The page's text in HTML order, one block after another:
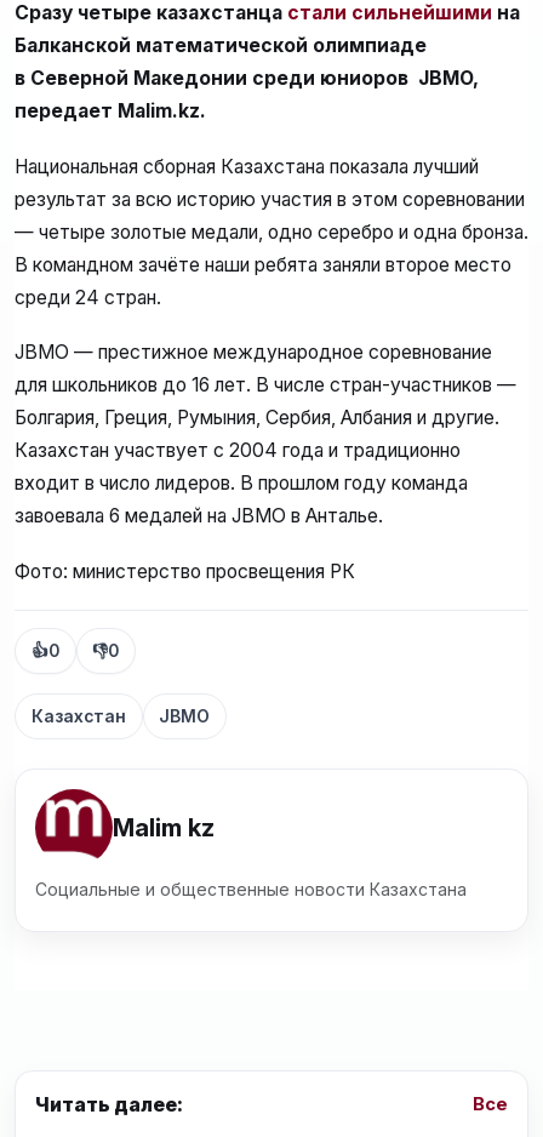
Сразу четыре казахстанца стали сильнейшими на
Балканской математической олимпиаде
в Северной Македонии среди юниоров JBMO,
передает Malim.kz.
Национальная сборная Казахстана показала лучший
результат за всю историю участия в этом соревновании
— четыре золотые медали, одно серебро и одна бронза.
В командном зачёте наши ребята заняли второе место
среди 24 стран.
JBMO — престижное международное соревнование
для школьников до 16 лет. В числе стран-участников —
Болгария, Греция, Румыния, Сербия, Албания и другие.
Казахстан участвует с 2004 года и традиционно
входит в число лидеров. В прошлом году команда
завоевала 6 медалей на JBMO в Анталье.
Фото: министерство просвещения РК
👍0 👎0
Казахстан JBMO
Malim kz
Социальные и общественные новости Казахстана
Читать далее: Все